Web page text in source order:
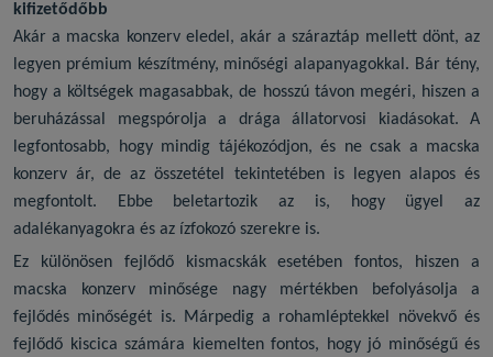
kifizetődőbb
Akár a macska konzerveledel, akár a száraztáp mellett dönt, az
legyen prémium készítmény, minőségi alapanyagokkal. Bár tény,
hogy a költségek magasabbak, de hosszú távon megéri, hiszen a
beruházással megspórolja a drága állatorvosi kiadásokat. A
legfontosabb, hogy mindig tájékozódjon, és ne csak a macska
konzerv ár, de az összetétel tekintetében is legyen alapos és
megfontolt. Ebbe beletartozik az is, hogy ügyel az
adalékanyagokra és az ízfokozó szerekre is.
Ez különösen fejlődő kismacskák esetében fontos, hiszen a
macska konzervminősége nagy mértékben befolyásolja a
fejlődés minőségét is. Márpedig a rohamléptekkel növekvő és
fejlődő kiscica számára kiemelten fontos, hogy jó minőségű és